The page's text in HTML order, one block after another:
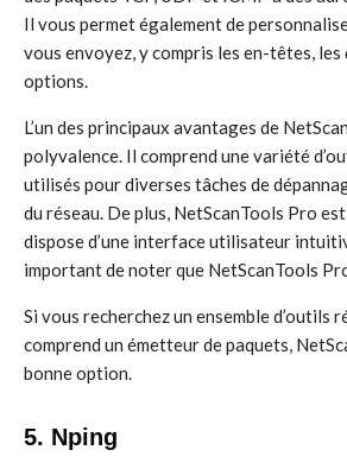
Il vous permet également de
vous envoyez, y compris les en-têtes, les
options.
L’un des principaux avantages de
polyvalence. Il comprend une variété
utilisés pour diverses tâches de
du réseau. De plus, NetScanTools Pro
dispose d’une interface utilisateur
important de noter que NetScanTools
Si vous recherchez un ensemble d’outils
comprend un émetteur de paquets,
bonne option.
5. Nping